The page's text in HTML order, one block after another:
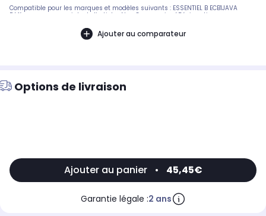
Compatible pour les marques et modèles suivants : ESSENTIEL B ECB1JAVA
Référence commerciale de l’article : Non CommuniquéDésignation
Ajouter au comparateur
Options de livraison
Ajouter au panier • 45,45€
Garantie légale :2 ans